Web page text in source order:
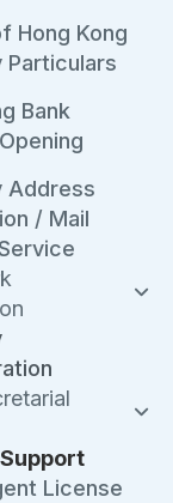
Hong Kong
Particulars
Bank
Address
/ Mail
License